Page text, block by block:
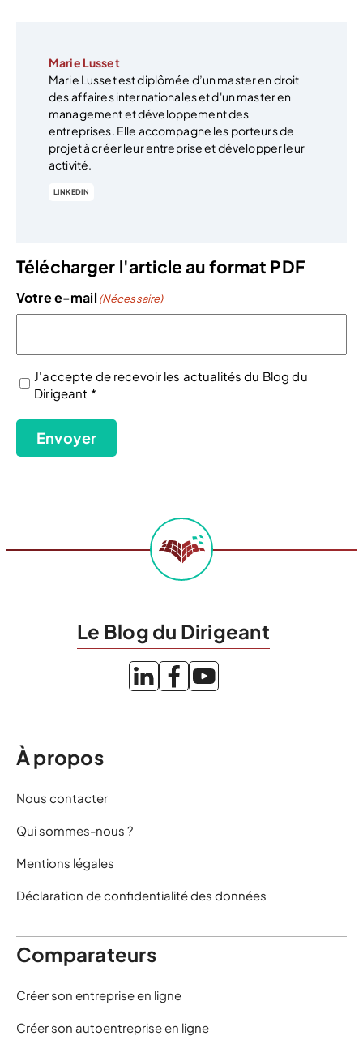
Marie Lusset
Marie Lusset est diplômée d’un master en droit
des affaires internationales et d'un master en
management et développement des
entreprises. Elle accompagne les porteurs de
projet à créer leur entreprise et développer leur
activité.
LINKEDIN
Télécharger l'article au format PDF
Votre e-mail (Nécessaire)
(Nécessaire)
J'accepte de recevoir les actualités du Blog du
Dirigeant *
Envoyer
Le Blog du Dirigeant
À propos
Nous contacter
Qui sommes-nous ?
Mentions légales
Déclaration de confidentialité des données
Comparateurs
Créer son entreprise en ligne
Créer son autoentreprise en ligne